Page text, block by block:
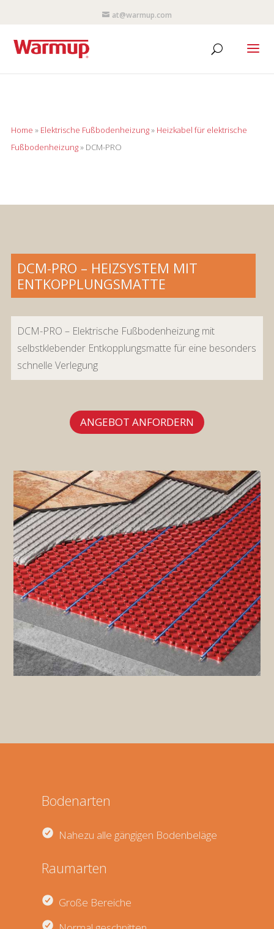
at@warmup.com
Home » Elektrische Fußbodenheizung» Heizkabel für elektrische
Fußbodenheizung» DCM-PRO
DCM-PRO – HEIZSYSTEM MIT
ENTKOPPLUNGSMATTE
DCM-PRO – Elektrische Fußbodenheizung mit
selbstklebender Entkopplungsmatte für eine besonders
schnelle Verlegung
ANGEBOT ANFORDERN
Bodenarten
Nahezu alle gängigen Bodenbeläge
Raumarten
Große Bereiche